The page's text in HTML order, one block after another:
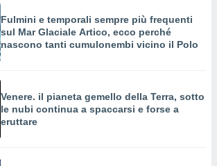
Fulmini e temporali sempre più frequenti
sul Mar Glaciale Artico, ecco perché
nascono tanti cumulonembi vicino il Polo
Venere. il pianeta gemello della Terra, sotto
le nubi continua a spaccarsi e forse a
eruttare